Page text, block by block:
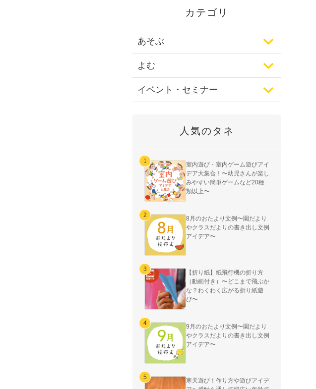
カテゴリ
あそぶ
よむ
イベント・セミナー
人気のタネ
室内遊び・室内ゲーム遊びアイ
デア大集合！〜幼児さんが楽し
みやすい簡単ゲームなど20種
類以上〜
8月のおたより文例〜園だより
やクラスだよりの書き出し文例
アイデア〜
【折り紙】紙飛行機の折り方
（動画付き）〜どこまで飛ぶか
な？わくわく広がる折り紙遊
び〜
9月のおたより文例〜園だより
やクラスだよりの書き出し文例
アイデア〜
寒天遊び！作り方や遊びアイデ